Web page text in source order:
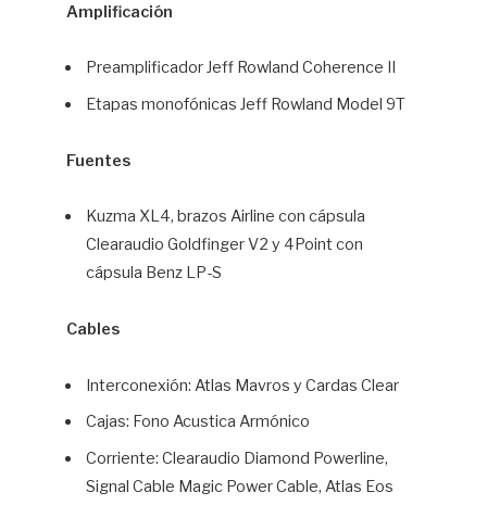
Amplificación
Preamplificador Jeff Rowland Coherence II
Etapas monofónicas Jeff Rowland Model 9T
Fuentes
Kuzma XL4, brazos Airline con cápsula
Clearaudio Goldfinger V2 y 4Point con
cápsula Benz LP-S
Cables
Interconexión: Atlas Mavros y Cardas Clear
Cajas: Fono Acustica Armónico
Corriente: Clearaudio Diamond Powerline,
Signal Cable Magic Power Cable, Atlas Eos